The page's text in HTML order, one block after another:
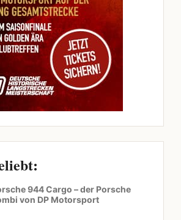
944 Cargo – der Porsche
von DP Motorsport